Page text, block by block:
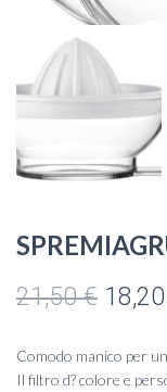
21,50€ Il
18,20
Comodo manico per
Il filtro d? colore e